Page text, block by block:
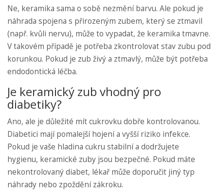
Ne, keramika sama o sobě nezmění barvu. Ale pokud je
náhrada spojena s přirozeným zubem, který se ztmavil
(např. kvůli nervu), může to vypadat, že keramika tmavne.
V takovém případě je potřeba zkontrolovat stav zubu pod
korunkou. Pokud je zub živý a ztmavlý, může být potřeba
endodontická léčba.
Je keramický zub vhodný pro
diabetiky?
Ano, ale je důležité mít cukrovku dobře kontrolovanou.
Diabetici mají pomalejší hojení a vyšší riziko infekce.
Pokud je vaše hladina cukru stabilní a dodržujete
hygienu, keramické zuby jsou bezpečné. Pokud máte
nekontrolovaný diabet, lékař může doporučit jiný typ
náhrady nebo zpoždění zákroku.